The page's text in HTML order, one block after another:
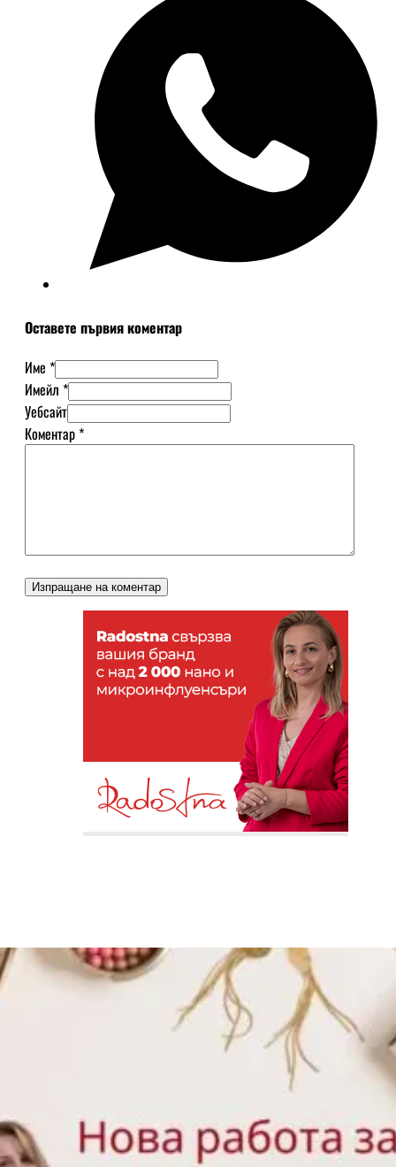
Оставете първия коментар
Име *
Имейл *
Уебсайт
Коментар*